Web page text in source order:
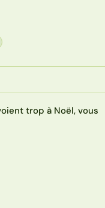
trop à Noël, vous